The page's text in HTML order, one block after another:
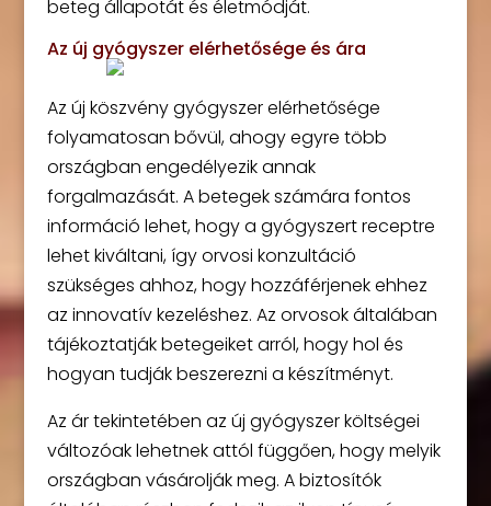
beteg állapotát és életmódját.
Az új gyógyszer elérhetősége és ára
Az új köszvény gyógyszer elérhetősége
folyamatosan bővül, ahogy egyre több
országban engedélyezik annak
forgalmazását. A betegek számára fontos
információ lehet, hogy a gyógyszert receptre
lehet kiváltani, így orvosi konzultáció
szükséges ahhoz, hogy hozzáférjenek ehhez
az innovatív kezeléshez. Az orvosok általában
tájékoztatják betegeiket arról, hogy hol és
hogyan tudják beszerezni a készítményt.
Az ár tekintetében az új gyógyszer költségei
változóak lehetnek attól függően, hogy melyik
országban vásárolják meg. A biztosítók